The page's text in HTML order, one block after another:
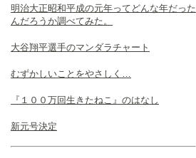
明治大正昭和平成の元年ってどんな年だった
んだろうか調べてみた。
大谷翔平選手のマンダラチャート
むずかしいことをやさしく…
『１００万回生きたねこ』のはなし
新元号決定